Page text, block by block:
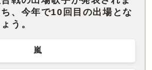
、今年で10回目の出場とな
う。
嵐